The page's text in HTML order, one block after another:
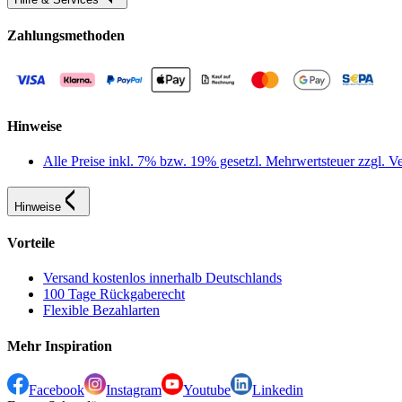
Zahlungsmethoden
Hinweise
Alle Preise inkl. 7% bzw. 19% gesetzl. Mehrwertsteuer zzgl.
Hinweise
Vorteile
Versand kostenlos innerhalb Deutschlands
100 Tage Rückgaberecht
Flexible Bezahlarten
Mehr Inspiration
Facebook Instagram Youtube
Linkedin